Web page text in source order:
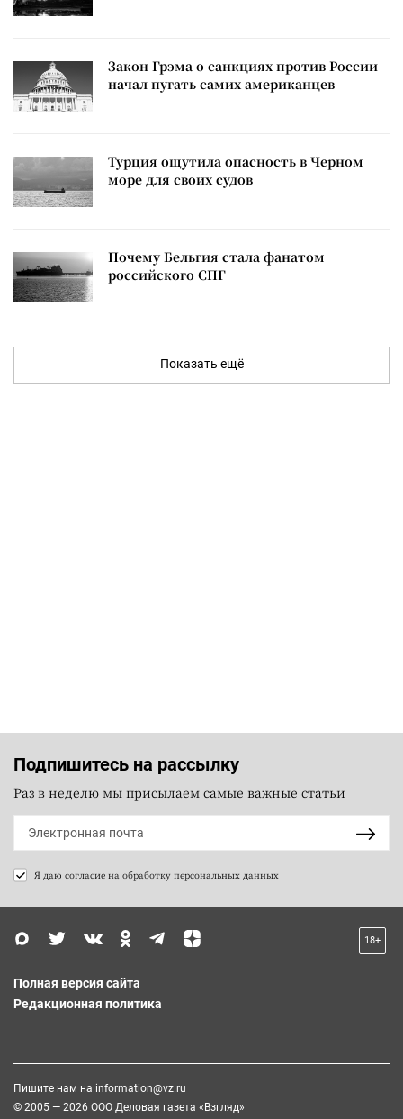
Закон Грэма о санкциях против России
начал пугать самих американцев
Турция ощутила опасность в Черном
море для своих судов
Почему Бельгия стала фанатом
российского СПГ
Показать ещё
Подпишитесь на рассылку
Раз в неделю мы присылаем самые важные статьи
Я даю согласие на обработку персональных данных
18+
Полная версия сайта
Редакционная политика
Пишите нам на information@vz.ru
© 2005 — 2026 ООО Деловая газета «Взгляд»